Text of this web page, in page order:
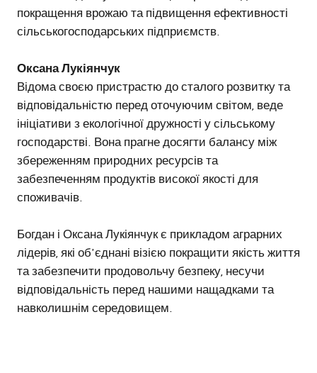
покращення врожаю та підвищення ефективності
сільськогосподарських підприємств.
Оксана Лукіянчук
Відома своєю пристрастю до сталого розвитку та
відповідальністю перед оточуючим світом, веде
ініціативи з екологічної дружності у сільському
господарстві. Вона прагне досягти балансу між
збереженням природних ресурсів та
забезпеченням продуктів високої якості для
споживачів.
Богдан і Оксана Лукіянчук є прикладом аграрних
лідерів, які об'єднані візією покращити якість життя
та забезпечити продовольчу безпеку, несучи
відповідальність перед нашими нащадками та
навколишнім середовищем.